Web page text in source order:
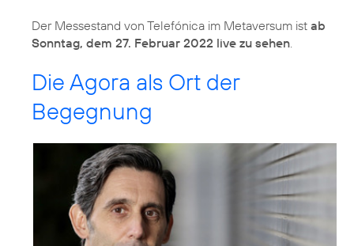
Der Messestand von Telefónica im Metaversum ist ab
Sonntag, dem 27. Februar 2022 live zu sehen.
Die Agora als Ort der
Begegnung